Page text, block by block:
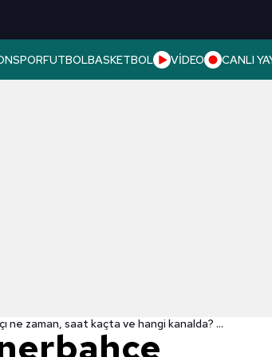
FUTBOLBASKETBOL VİDEO CANLI
Malatyaspor - Fenerbahçe maçı ne zaman, saat kaçta ve hangi kanalda? İşte Malatyaspor - Fenerbahçe maçının muhtemel 11'leri